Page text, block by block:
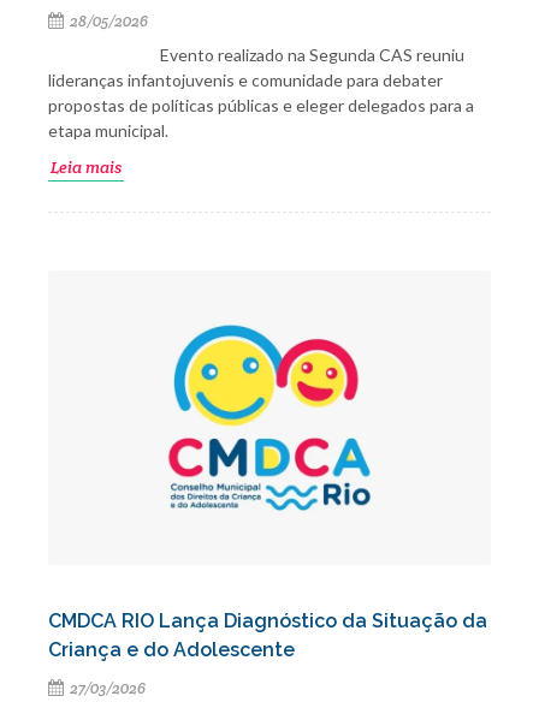
28/05/2026
Evento realizado na Segunda CAS reuniu
lideranças infantojuvenis e comunidade para debater
propostas de políticas públicas e eleger delegados para a
etapa municipal.
Leia mais
CMDCA RIO Lança Diagnóstico da Situação da
Criança e do Adolescente
27/03/2026